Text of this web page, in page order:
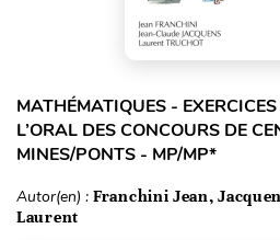
MATHÉMATIQUES -
L’ORAL DES CONCOURS DE
MINES/PONTS - MP/MP*
Autor(en) : Franchini Jean,
Laurent